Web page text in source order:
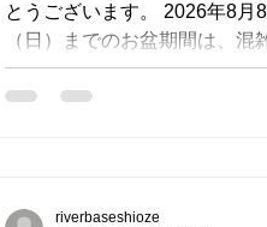
とうございます。 2026年8月
（日）までのお盆期間は、
安全にお過ごしいただくため
る「特別ルール」での営業と
ースでの、持参された飲食物
riverbaseshioze